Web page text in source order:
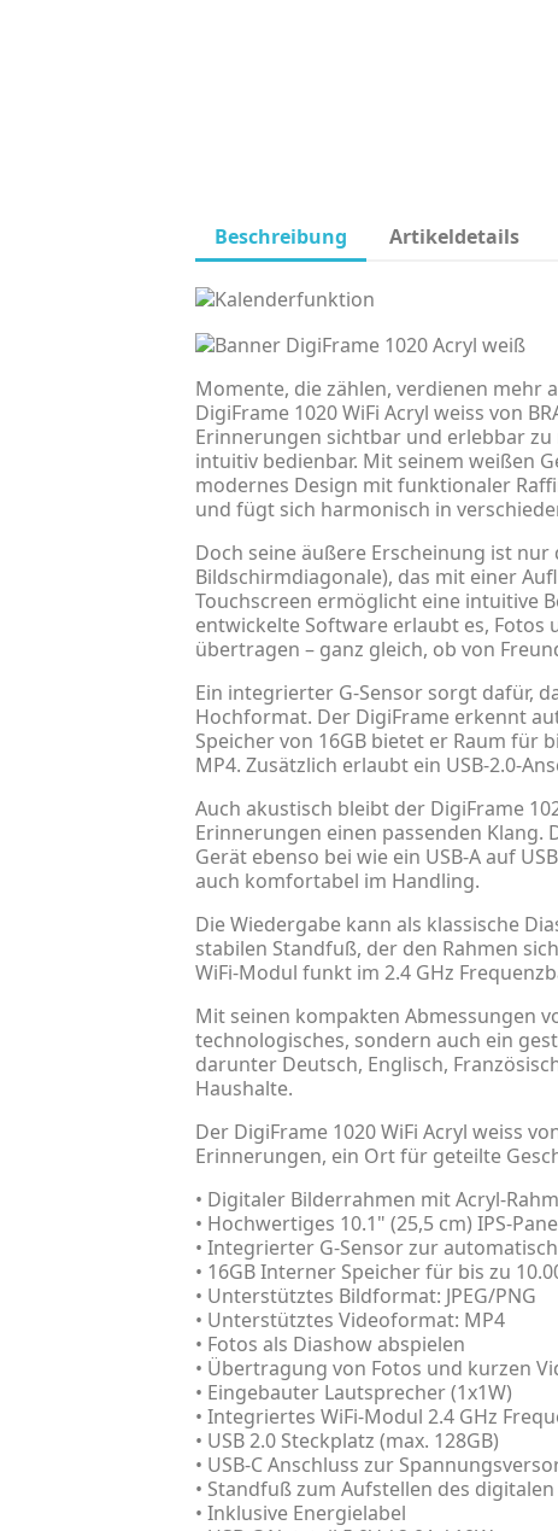
Beschreibung Artikeldetails
Momente, die zählen, verdienen mehr
DigiFrame 1020 WiFi Acryl weiss von
Erinnerungen sichtbar und erlebbar
intuitiv bedienbar. Mit seinem weißen
modernes Design mit funktionaler
und fügt sich harmonisch in
Doch seine äußere Erscheinung ist
Bildschirmdiagonale), das mit einer
Touchscreen ermöglicht eine intuitive
entwickelte Software erlaubt es, Fotos
übertragen – ganz gleich, ob von
Ein integrierter G-Sensor sorgt dafür,
Hochformat. Der DigiFrame erkennt
Speicher von 16GB bietet er Raum für
MP4. Zusätzlich erlaubt ein USB-2.0-
Auch akustisch bleibt der DigiFrame
Erinnerungen einen passenden Klang.
Gerät ebenso bei wie ein USB-A auf
auch komfortabel im Handling.
Die Wiedergabe kann als klassische
stabilen Standfuß, der den Rahmen
WiFi-Modul funkt im 2.4 GHz
Mit seinen kompakten Abmessungen
technologisches, sondern auch ein
darunter Deutsch, Englisch,
Haushalte.
Der DigiFrame 1020 WiFi Acryl weiss
Erinnerungen, ein Ort für geteilte
• Digitaler Bilderrahmen mit Acryl-
• Hochwertiges 10.1" (25,5 cm) IPS-
• Integrierter G-Sensor zur
• 16GB Interner Speicher für bis zu
• Unterstütztes Bildformat: JPEG/PNG
• Unterstütztes Videoformat: MP4
• Fotos als Diashow abspielen
• Übertragung von Fotos und kurzen
• Eingebauter Lautsprecher (1x1W)
• Integriertes WiFi-Modul 2.4 GHz
• USB 2.0 Steckplatz (max. 128GB)
• USB-C Anschluss zur
• Standfuß zum Aufstellen des
• Inklusive Energielabel